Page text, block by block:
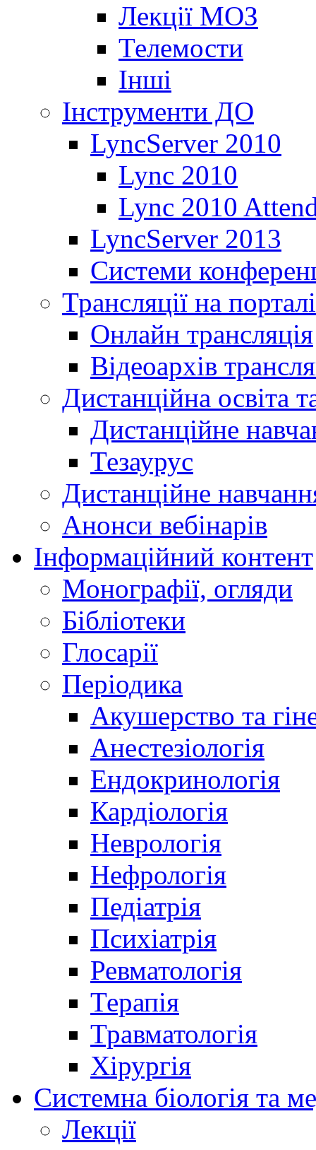
Лекції МОЗ
Телемости
Інші
Інструменти ДО
LyncServer 2010
Lync 2010
Lync 2010
LyncServer 2013
Системи
Трансляції на порталі
Онлайн трансляція
Відеоархів
Дистанційна освіта
Дистанційне
Тезаурус
Дистанційне
Анонси вебінарів
Інформаційний контент
Монографії, огляди
Бібліотеки
Глосарії
Періодика
Акушерство та
Анестезіологія
Ендокринологія
Кардіологія
Неврологія
Нефрологія
Педіатрія
Психіатрія
Ревматологія
Терапія
Травматологія
Хірургія
Системна біологія та
Лекції